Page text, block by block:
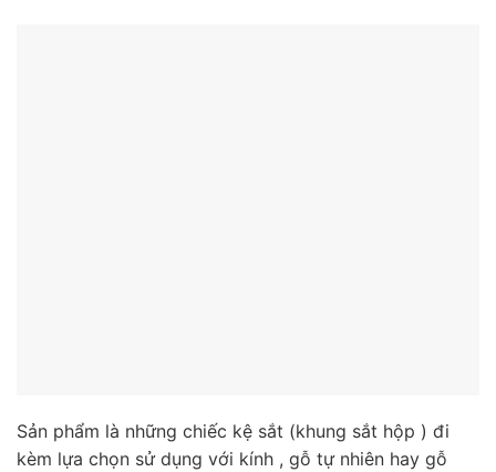
Sản phẩm là những chiếc kệ sắt (khung sắt hộp ) đi
kèm lựa chọn sử dụng với kính , gỗ tự nhiên hay gỗ